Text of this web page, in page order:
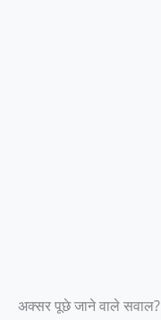
अक्सर पूछे जाने वाले सवाल?